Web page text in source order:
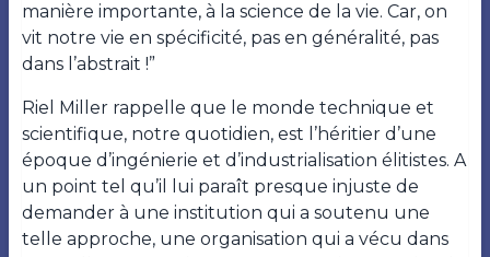
manière importante, à la science de la vie. Car, on
vit notre vie en spécificité, pas en généralité, pas
dans l’abstrait !”
Riel Miller rappelle que le monde technique et
scientifique, notre quotidien, est l’héritier d’une
époque d’ingénierie et d’industrialisation élitistes. A
un point tel qu’il lui paraît presque injuste de
demander à une institution qui a soutenu une
telle approche, une organisation qui a vécu dans